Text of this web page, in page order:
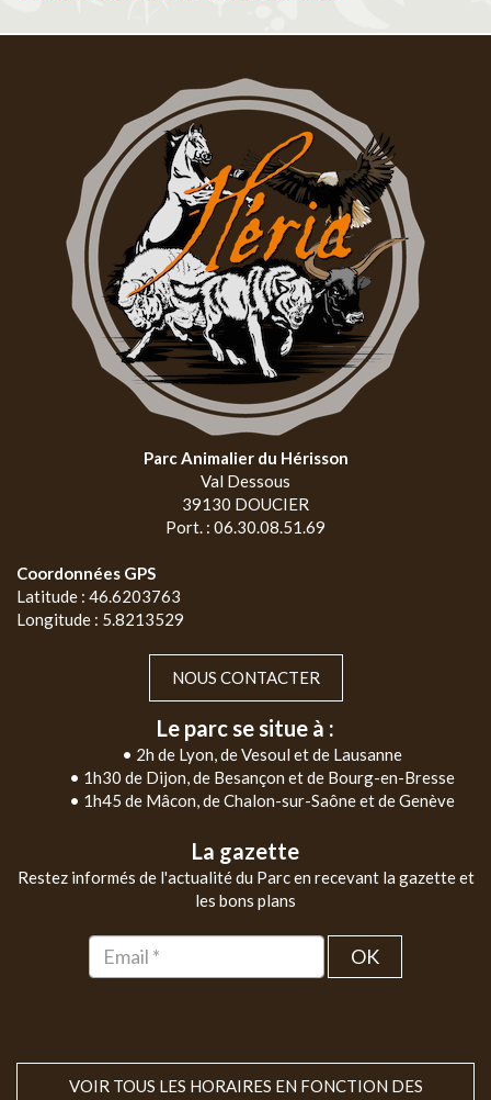
Parc Animalier du Hérisson
Val Dessous
39130 DOUCIER
Port. : 06.30.08.51.69
Coordonnées GPS
Latitude : 46.6203763
Longitude : 5.8213529
NOUS CONTACTER
Le parc se situe à :
• 2h de Lyon, de Vesoul et de Lausanne
• 1h30 de Dijon, de Besançon et de Bourg-en-Bresse
• 1h45 de Mâcon, de Chalon-sur-Saône et de Genève
La gazette
Restez informés de l'actualité du Parc en recevant la gazette et
les bons plans
OK
VOIR TOUS LES HORAIRES EN FONCTION DES